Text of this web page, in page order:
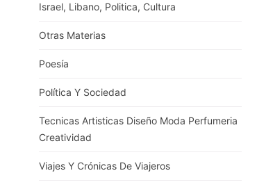
Israel, Libano, Politica, Cultura
Otras Materias
Poesía
Política Y Sociedad
Tecnicas Artisticas Diseño Moda Perfumeria
Creatividad
Viajes Y Crónicas De Viajeros